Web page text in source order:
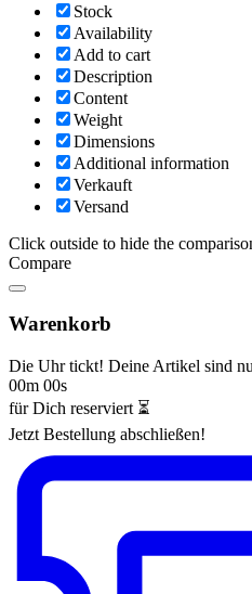
Stock
Availability
Add to cart
Description
Content
Weight
Dimensions
Additional information
Verkauft
Versand
Click outside to hide the
Compare
Warenkorb
Die Uhr tickt! Deine Artikel sind
00m 00s
für Dich reserviert ⏳
Jetzt Bestellung abschließen!